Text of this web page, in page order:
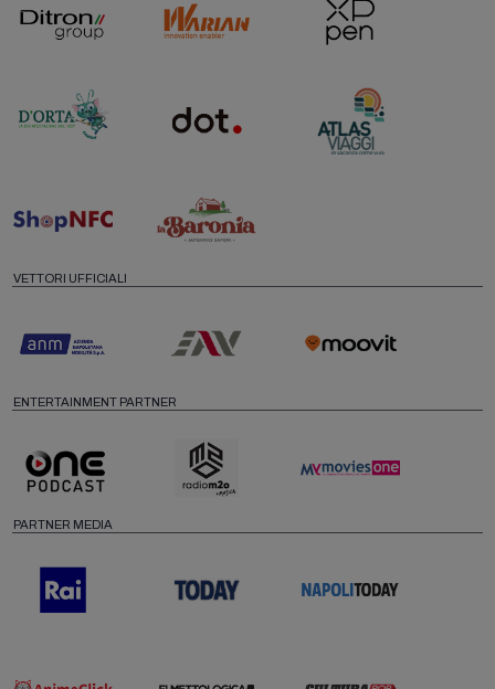
VETTORI UFFICIALI
ENTERTAINMENT PARTNER
PARTNER MEDIA